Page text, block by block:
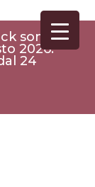
sono
2026.
24